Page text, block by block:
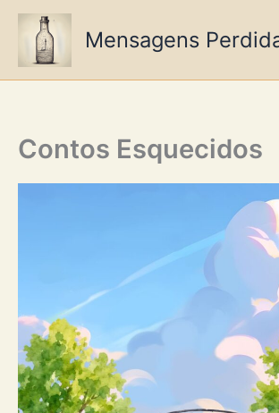
Mensagens
Contos Esquecidos